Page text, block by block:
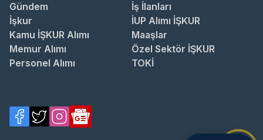
Gündem
İş İlanları
İşkur
İUP Alımı İŞKUR
Kamu İŞKUR Alımı
Maaşlar
Memur Alımı
Özel Sektör İŞKUR
Personel Alımı
TOKİ